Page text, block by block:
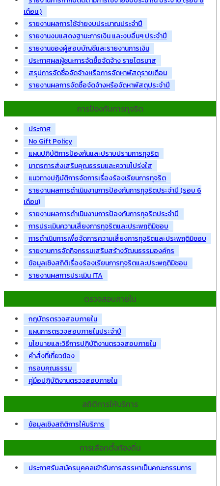
เดือน )
รายงานผลการใช้จ่ายงบประมาณประจำปี
รายงานงบแสดงฐานะการเงิน และงบอื่นๆ ประจำปี
รายงานของผู้สอบบัญชีและรายงานการเงิน
ประกาศผลผู้ชนะการจัดซื้อจัดจ้าง รายไตรมาส
สรุปการจัดซื้อจัดจ้างหรือการจัดหาพัสดุรายเดือน
รายงานผลการจัดซื้อจัดจ้างหรือจัดหาพัสดุประจำปี
การป้องกันการทุจริต
ประกาศ
No Gift Policy
แผนปฏิบัติการป้องกันและปราบปรามการทุจริต
มาตรการส่งเสริมคุณธรรมและความโปร่งใส
แนวทางปฏิบัติการจัดการเรื่องร้องเรียนการทุจริต
รายงานผลการดำเนินงานการป้องกันการทุจริตประจำปี (รอบ 6
เดือน)
รายงานผลการดำเนินงานการป้องกันการทุจริตประจำปี
การประเมินความเสี่ยงการทุจริตและประพฤติมิชอบ
การดำเนินการเพื่อจัดการความเสี่ยงการทุจริตและประพฤติมิชอบ
รายงานการจัดกิจกรรมเสริมสร้างวัฒนธรรมองค์กร
ข้อมูลเชิงสถิติเรื่องร้องเรียนการทุจริตและประพฤติมิชอบ
รายงานผลการประเมิน ITA
ตรวจสอบภายใน
กฎบัตรตรวจสอบภายใน
แผนการตรวจสอบภายในประจำปี
นโยบายและวิธีการปฏิบัติงานตรวจสอบภายใน
คำสั่งที่เกี่ยวข้อง
กรอบคุณธรรม
คู่มือปฏิบัติงานตรวจสอบภายใน
สถิติการให้บริการ
ข้อมูลเชิงสถิติการให้บริการ
การเลือกตั้งท้องถิ่น
ประกาศรับสมัครบุคคลเข้ารับการสรรหาเป็นคณะกรรมการ